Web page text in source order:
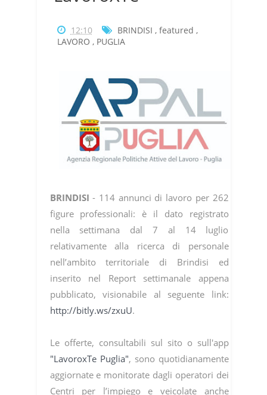
12:10 BRINDISI , featured ,
LAVORO , PUGLIA
BRINDISI- 114 annunci di lavoro per 262
figure professionali: è il dato registrato
nella settimana dal 7 al 14 luglio
relativamente alla ricerca di personale
nell’ambito territoriale di Brindisi ed
inserito nel Report settimanale appena
pubblicato, visionabile al seguente link:
http://bitly.ws/zxuU.
Le offerte, consultabili sul sito o sull'app
"LavoroxTe Puglia", sono quotidianamente
aggiornate e monitorate dagli operatori dei
Centri per l’impiego e veicolate anche